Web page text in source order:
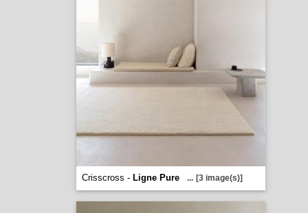
Crisscross - Ligne Pure ... [3 image(s)]